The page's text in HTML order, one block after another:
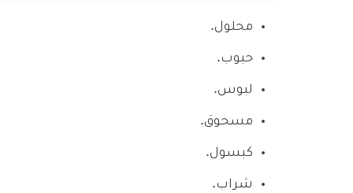
محلول.
حبوب.
لبوس.
مسحوق.
كبسول.
شراب.